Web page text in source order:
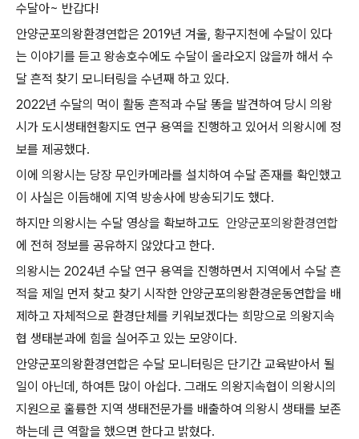
수달아~ 반갑다!
안양군포의왕환경연합은 2019년 겨울, 황구지천에 수달이 있다
는 이야기를 듣고 왕송호수에도 수달이 올라오지 않을까 해서 수
달 흔적 찾기 모니터링을 수년째 하고 있다.
2022년 수달의 먹이 활동 흔적과 수달 똥을 발견하여 당시 의왕
시가 도시생태현황지도 연구 용역을 진행하고 있어서 의왕시에 정
보를 제공했다.
이에 의왕시는 당장 무인카메라를 설치하여 수달 존재를 확인했고
이 사실은 이듬해에 지역 방송사에 방송되기도 했다.
하지만 의왕시는 수달 영상을 확보하고도 안양군포의왕환경연합
에 전혀 정보를 공유하지 않았다고 한다.
의왕시는 2024년 수달 연구 용역을 진행하면서 지역에서 수달 흔
적을 제일 먼저 찾고 찾기 시작한 안양군포의왕환경운동연합을 배
제하고 자체적으로 환경단체를 키워보겠다는 희망으로 의왕지속
협 생태분과에 힘을 실어주고 있는 모양이다.
안양군포의왕환경연합은 수달 모니터링은 단기간 교육받아서 될
일이 아닌데 , 하여튼 많이 아쉽다. 그래도 의왕지속협이 의왕시의
지원으로 훌륭한 지역 생태전문가를 배출하여 의왕시 생태를 보존
하는데 큰 역할을 했으면 한다고 밝혔다.